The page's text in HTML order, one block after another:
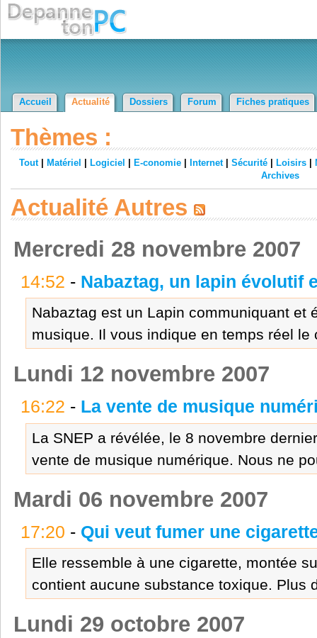
Accueil Actualité Dossiers Forum Fiches pratiques
Thèmes :
Tout| Matériel Logiciel E-conomie Internet| Sécurité Loisirs
Archives
Actualité Autres
Mercredi 28 novembre 2007
14:52 - Nabaztag, un lapin évolutif
Nabaztag est un Lapin communiquant et
musique. Il vous indique en temps réel le
Lundi 12 novembre 2007
16:22 - La vente de musique
La SNEP a révélée, le 8 novembre
vente de musique numérique. Nous ne
Mardi 06 novembre 2007
17:20 - Qui veut fumer une
Elle ressemble à une cigarette, montée
contient aucune substance toxique. Plus
Lundi 29 octobre 2007